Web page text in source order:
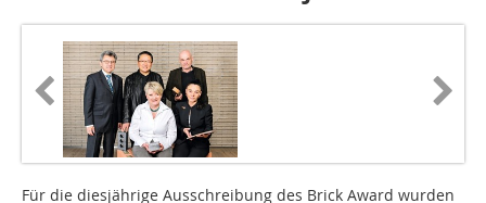
Für die diesjährige Ausschreibung des Brick Award wurden